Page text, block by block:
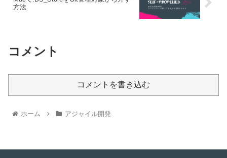
方法
コメント
コメントを書き込む
ホーム アジャイル開発